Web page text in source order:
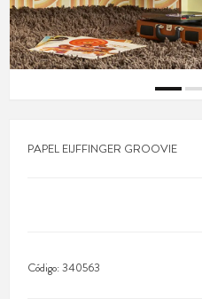
PAPEL EIJFFINGER GROOVIE
Código:340563